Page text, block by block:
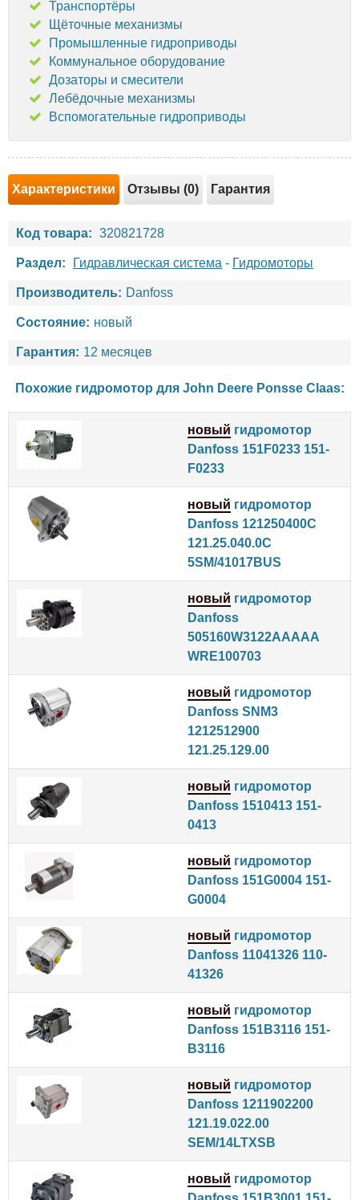
Транспортёры
Щёточные механизмы
Промышленные гидроприводы
Коммунальное оборудование
Дозаторы и смесители
Лебёдочные механизмы
Вспомогательные гидроприводы
Характеристики Отзывы (0) Гарантия
Код товара: 320821728
Раздел: Гидравлическая система - Гидромоторы
Производитель: Danfoss
Состояние: новый
Гарантия: 12 месяцев
Похожие гидромотор для John Deere Ponsse Claas:
новый гидромотор
Danfoss 151F0233 151-
F0233
новый гидромотор
Danfoss 121250400C
121.25.040.0C
5SM/41017BUS
новый гидромотор
Danfoss
505160W3122AAAAA
WRE100703
новый гидромотор
Danfoss SNM3
1212512900
121.25.129.00
новый гидромотор
Danfoss 1510413 151-
0413
новый гидромотор
Danfoss 151G0004 151-
G0004
новый гидромотор
Danfoss 11041326 110-
41326
новый гидромотор
Danfoss 151B3116 151-
B3116
новый гидромотор
Danfoss 1211902200
121.19.022.00
SEM/14LTXSB
новый гидромотор